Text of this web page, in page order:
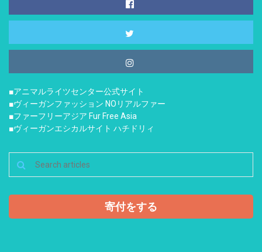
■アニマルライツセンター公式サイト
■ヴィーガンファッション NOリアルファー
■ファーフリーアジア Fur Free Asia
■ヴィーガンエシカルサイト ハチドリィ
寄付をする